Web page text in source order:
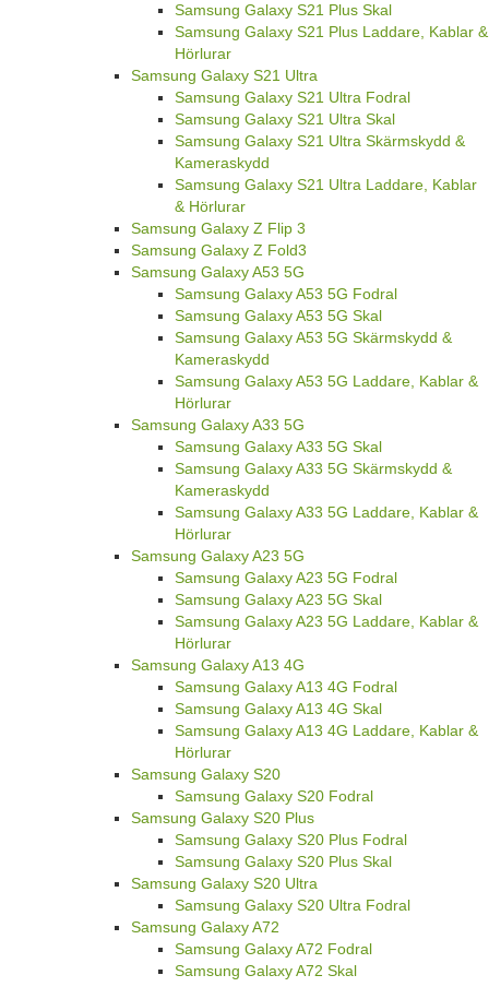
Samsung Galaxy S21 Plus Skal
Samsung Galaxy S21 Plus Laddare, Kablar &
Hörlurar
Samsung Galaxy S21 Ultra
Samsung Galaxy S21 Ultra Fodral
Samsung Galaxy S21 Ultra Skal
Samsung Galaxy S21 Ultra Skärmskydd &
Kameraskydd
Samsung Galaxy S21 Ultra Laddare, Kablar
& Hörlurar
Samsung Galaxy Z Flip 3
Samsung Galaxy Z Fold3
Samsung Galaxy A53 5G
Samsung Galaxy A53 5G Fodral
Samsung Galaxy A53 5G Skal
Samsung Galaxy A53 5G Skärmskydd &
Kameraskydd
Samsung Galaxy A53 5G Laddare, Kablar &
Hörlurar
Samsung Galaxy A33 5G
Samsung Galaxy A33 5G Skal
Samsung Galaxy A33 5G Skärmskydd &
Kameraskydd
Samsung Galaxy A33 5G Laddare, Kablar &
Hörlurar
Samsung Galaxy A23 5G
Samsung Galaxy A23 5G Fodral
Samsung Galaxy A23 5G Skal
Samsung Galaxy A23 5G Laddare, Kablar &
Hörlurar
Samsung Galaxy A13 4G
Samsung Galaxy A13 4G Fodral
Samsung Galaxy A13 4G Skal
Samsung Galaxy A13 4G Laddare, Kablar &
Hörlurar
Samsung Galaxy S20
Samsung Galaxy S20 Fodral
Samsung Galaxy S20 Plus
Samsung Galaxy S20 Plus Fodral
Samsung Galaxy S20 Plus Skal
Samsung Galaxy S20 Ultra
Samsung Galaxy S20 Ultra Fodral
Samsung Galaxy A72
Samsung Galaxy A72 Fodral
Samsung Galaxy A72 Skal